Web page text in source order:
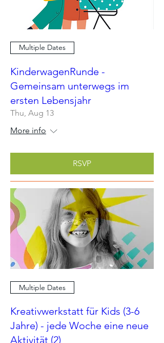
Multiple Dates
KinderwagenRunde -
Gemeinsam unterwegs im
ersten Lebensjahr
Thu, Aug 13
More info
RSVP
Multiple Dates
Kreativwerkstatt für Kids (3-6
Jahre) - jede Woche eine neue
Aktivität (2)